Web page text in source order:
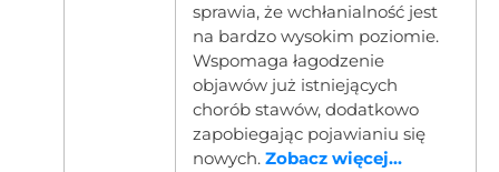
sprawia, że wchłanialność jest
na bardzo wysokim poziomie.
Wspomaga łagodzenie
objawów już istniejących
chorób stawów, dodatkowo
zapobiegając pojawianiu się
nowych. Zobacz więcej...